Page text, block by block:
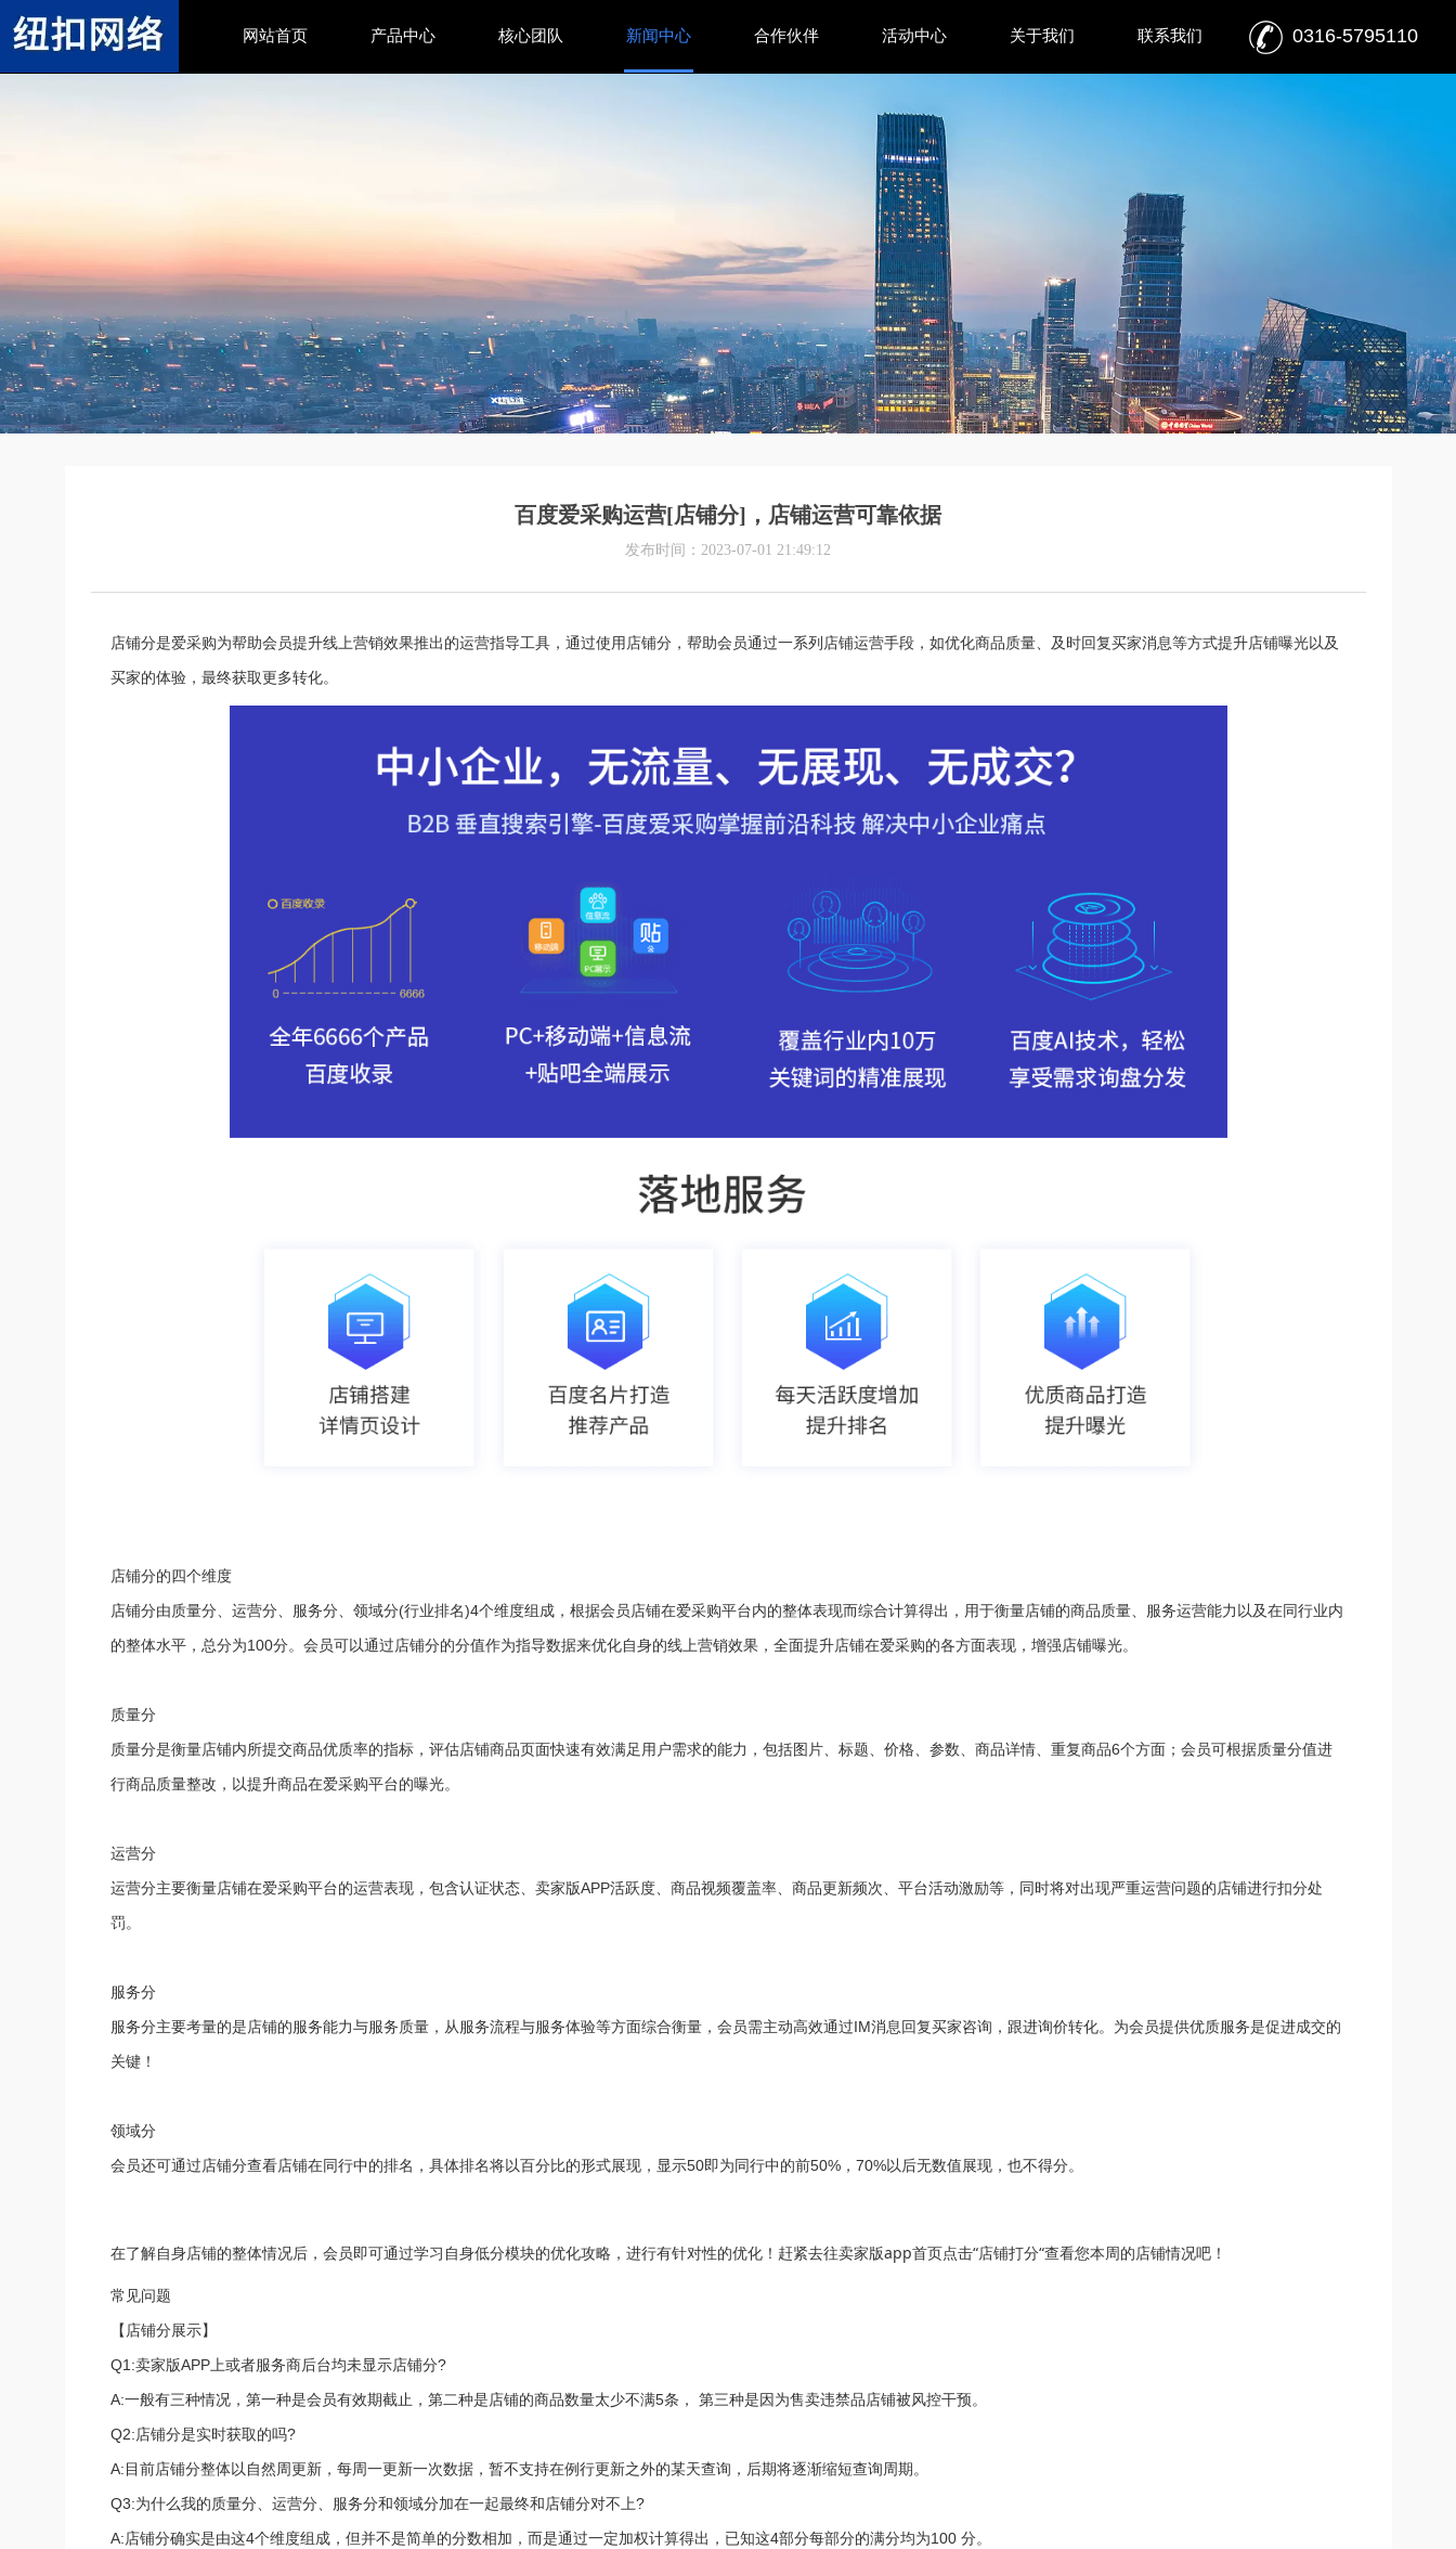
网站首页 产品中心 核心团队 新闻中心 合作伙伴 活动中心 关于我们 联系我们 0316-5795110
百度爱采购运营[店铺分]，店铺运营可靠依据
发布时间：2023-07-01 21:49:12
店铺分是爱采购为帮助会员提升线上营销效果推出的运营指导工具，通过使用店铺分，帮助会员通过一系列店铺运营手段，如优化商品质量、及时回复买家消息等方式提升店铺曝光以及
买家的体验，最终获取更多转化。
店铺分的四个维度
店铺分由质量分、运营分、服务分、领域分(行业排名)4个维度组成，根据会员店铺在爱采购平台内的整体表现而综合计算得出，用于衡量店铺的商品质量、服务运营能力以及在同行业内
的整体水平，总分为100分。会员可以通过店铺分的分值作为指导数据来优化自身的线上营销效果，全面提升店铺在爱采购的各方面表现，增强店铺曝光。
质量分
质量分是衡量店铺内所提交商品优质率的指标，评估店铺商品页面快速有效满足用户需求的能力，包括图片、标题、价格、参数、商品详情、重复商品6个方面；会员可根据质量分值进
行商品质量整改，以提升商品在爱采购平台的曝光。
运营分
运营分主要衡量店铺在爱采购平台的运营表现，包含认证状态、卖家版APP活跃度、商品视频覆盖率、商品更新频次、平台活动激励等，同时将对出现严重运营问题的店铺进行扣分处
罚。
服务分
服务分主要考量的是店铺的服务能力与服务质量，从服务流程与服务体验等方面综合衡量，会员需主动高效通过IM消息回复买家咨询，跟进询价转化。为会员提供优质服务是促进成交的
关键！
领域分
会员还可通过店铺分查看店铺在同行中的排名，具体排名将以百分比的形式展现，显示50即为同行中的前50%，70%以后无数值展现，也不得分。
在了解自身店铺的整体情况后，会员即可通过学习自身低分模块的优化攻略，进行有针对性的优化！赶紧去往卖家版app首页点击“店铺打分“查看您本周的店铺情况吧！
常见问题
【店铺分展示】
Q1:卖家版APP上或者服务商后台均未显示店铺分?
A:一般有三种情况，第一种是会员有效期截止，第二种是店铺的商品数量太少不满5条， 第三种是因为售卖违禁品店铺被风控干预。
Q2:店铺分是实时获取的吗?
A:目前店铺分整体以自然周更新，每周一更新一次数据，暂不支持在例行更新之外的某天查询，后期将逐渐缩短查询周期。
Q3:为什么我的质量分、运营分、服务分和领域分加在一起最终和店铺分对不上?
A:店铺分确实是由这4个维度组成，但并不是简单的分数相加，而是通过一定加权计算得出，已知这4部分每部分的满分均为100 分。